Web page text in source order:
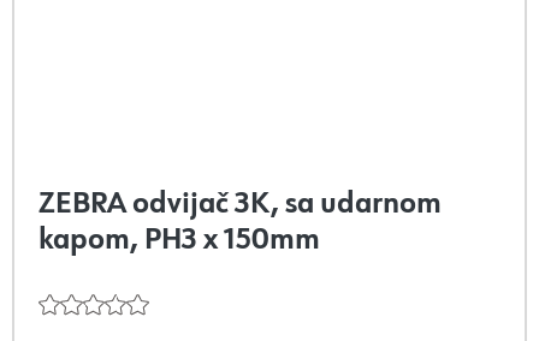
ZEBRA odvijač 3K, sa udarnom
kapom, PH3 x 150mm